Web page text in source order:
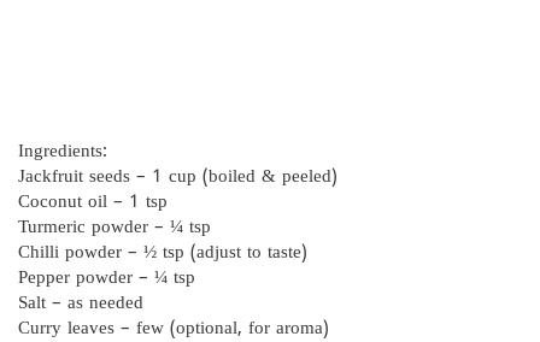
Ingredients:
Jackfruit seeds – 1 cup (boiled & peeled)
Coconut oil – 1 tsp
Turmeric powder – ¼ tsp
Chilli powder – ½ tsp (adjust to taste)
Pepper powder – ¼ tsp
Salt – as needed
Curry leaves – few (optional, for aroma)